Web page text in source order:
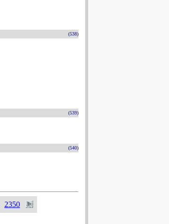
(538)
(539)
(540)
2350